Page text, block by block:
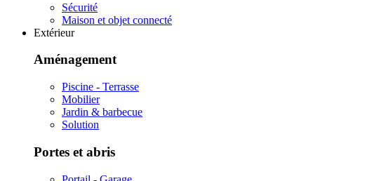
Sécurité
Maison et objet connecté
Extérieur
Aménagement
Piscine - Terrasse
Mobilier
Jardin & barbecue
Solution
Portes et abris